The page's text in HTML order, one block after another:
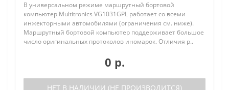
В универсальном режиме маршрутный бортовой
компьютер Multitronics VG1031GPL работает со всеми
инжекторными автомобилями (ограничения см. ниже).
Маршрутный бортовой компьютер поддерживает большое
число оригинальных протоколов иномарок. Отличия р..
0 р.
НЕТ В НАЛИЧИИ (НЕ ПРОИЗВОДИТСЯ)